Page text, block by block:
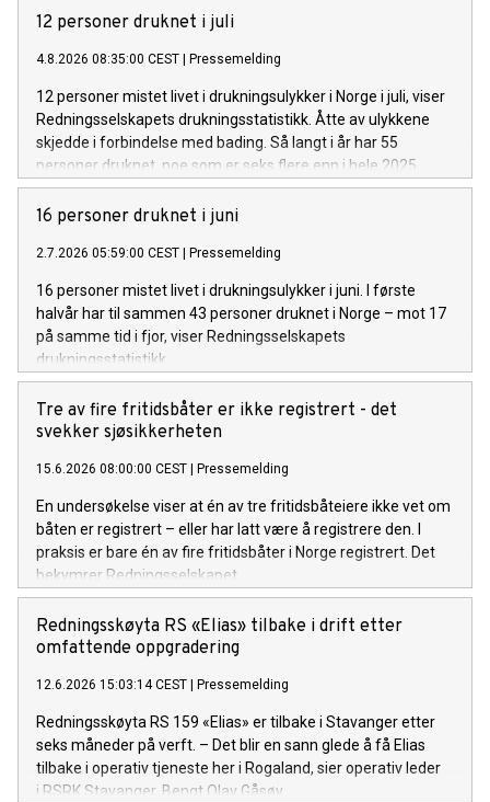
12 personer druknet i juli
4.8.2026 08:35:00 CEST Pressemelding
12 personer mistet livet i drukningsulykker i Norge i juli, viser
Redningsselskapets drukningsstatistikk. Åtte av ulykkene
skjedde i forbindelse med bading. Så langt i år har 55
personer druknet, noe som er seks flere enn i hele 2025.
16 personer druknet i juni
2.7.2026 05:59:00 CEST Pressemelding
16 personer mistet livet i drukningsulykker i juni. I første
halvår har til sammen 43 personer druknet i Norge – mot 17
på samme tid i fjor, viser Redningsselskapets
drukningsstatistikk.
Tre av fire fritidsbåter er ikke registrert - det
svekker sjøsikkerheten
15.6.2026 08:00:00 CEST Pressemelding
En undersøkelse viser at én av tre fritidsbåteiere ikke vet om
båten er registrert – eller har latt være å registrere den. I
praksis er bare én av fire fritidsbåter i Norge registrert. Det
bekymrer Redningsselskapet.
Redningsskøyta RS «Elias» tilbake i drift etter
omfattende oppgradering
12.6.2026 15:03:14 CEST Pressemelding
Redningsskøyta RS 159 «Elias» er tilbake i Stavanger etter
seks måneder på verft. – Det blir en sann glede å få Elias
tilbake i operativ tjeneste her i Rogaland, sier operativ leder
i RSRK Stavanger, Bengt Olav Gåsøy.